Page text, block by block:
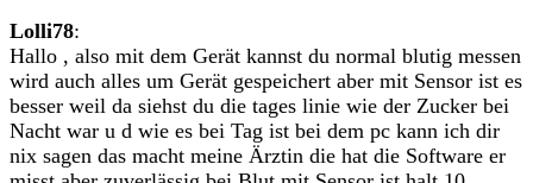
Lolli78:
Hallo , also mit dem Gerät kannst du normal blutig messen
wird auch alles um Gerät gespeichert aber mit Sensor ist es
besser weil da siehst du die tages linie wie der Zucker bei
Nacht war u d wie es bei Tag ist bei dem pc kann ich dir
nix sagen das macht meine Ärztin die hat die Software er